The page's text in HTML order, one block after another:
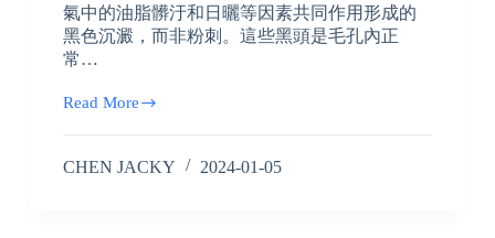
氣中的油脂髒汙和日曬等因素共同作用形成的
黑色沉澱，而非粉刺。這些黑頭是毛孔內正
常…
Read More
CHEN JACKY 2024-01-05